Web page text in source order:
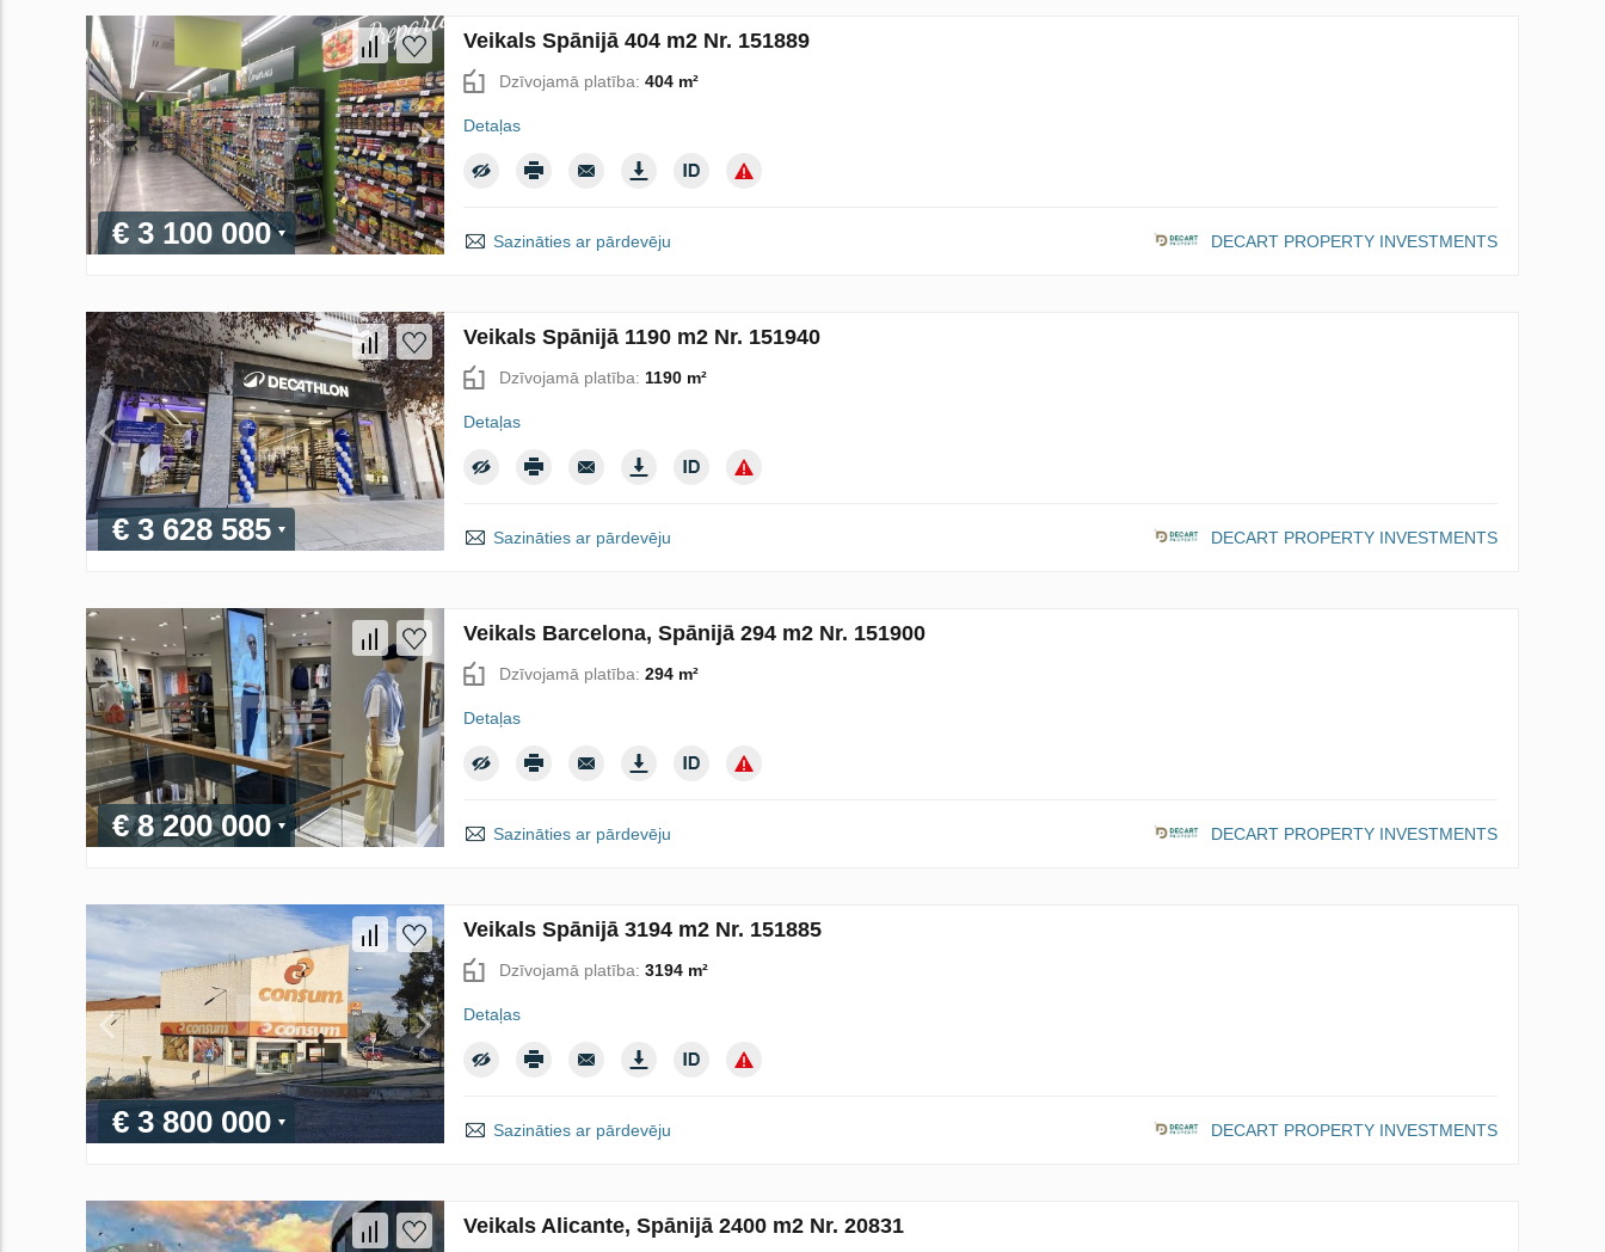
€ 3 100 000
Veikals Spānijā 404 m2 Nr. 151889
Dzīvojamā platība: 404 m²
Detaļas
Sazināties ar pārdevēju DECART PROPERTY INVESTMENTS
€ 3 628 585
Veikals Spānijā 1190 m2 Nr. 151940
Dzīvojamā platība: 1190 m²
Detaļas
Sazināties ar pārdevēju DECART PROPERTY INVESTMENTS
€ 8 200 000
Veikals Barcelona, Spānijā 294 m2 Nr. 151900
Dzīvojamā platība: 294 m²
Detaļas
Sazināties ar pārdevēju DECART PROPERTY INVESTMENTS
€ 3 800 000
Veikals Spānijā 3194 m2 Nr. 151885
Dzīvojamā platība: 3194 m²
Detaļas
Sazināties ar pārdevēju DECART PROPERTY INVESTMENTS
Veikals Alicante, Spānijā 2400 m2 Nr. 20831